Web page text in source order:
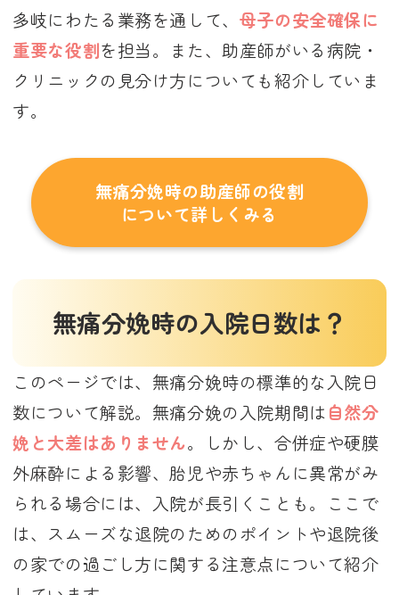
多岐にわたる業務を通して、 母子の安全確保に
重要な役割を担当。また、助産師がいる病院・
クリニックの見分け方についても紹介していま
す。
無痛分娩時の助産師の役割
について詳しくみる
無痛分娩時の入院日数は？
このページでは、無痛分娩時の標準的な入院日
数について解説。無痛分娩の入院期間は自然分
娩と大差はありません。しかし、合併症や硬膜
外麻酔による影響、胎児や赤ちゃんに異常がみ
られる場合には、入院が長引くことも。ここで
は、スムーズな退院のためのポイントや退院後
の家での過ごし方に関する注意点について紹介